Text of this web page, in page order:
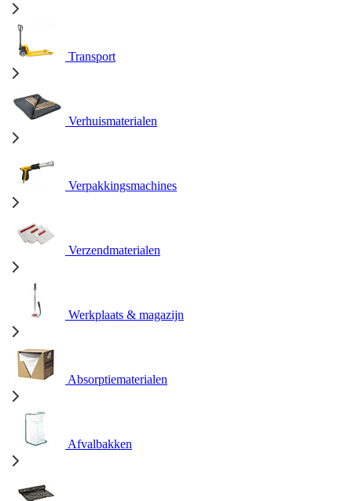
Transport
Verhuismaterialen
Verpakkingsmachines
Verzendmaterialen
Werkplaats & magazijn
Absorptiematerialen
Afvalbakken